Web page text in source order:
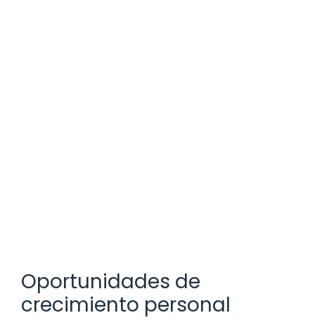
Oportunidades de
crecimiento personal